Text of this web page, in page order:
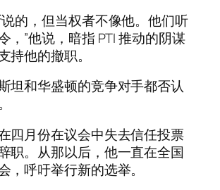
的，但当权者不像他。他们听
，”他说，暗指 PTI 推动的阴谋
持他的撤职。
坦和华盛顿的竞争对手都否认
四月份在议会中失去信任投票
职。从那以后，他一直在全国
，呼吁举行新的选举。